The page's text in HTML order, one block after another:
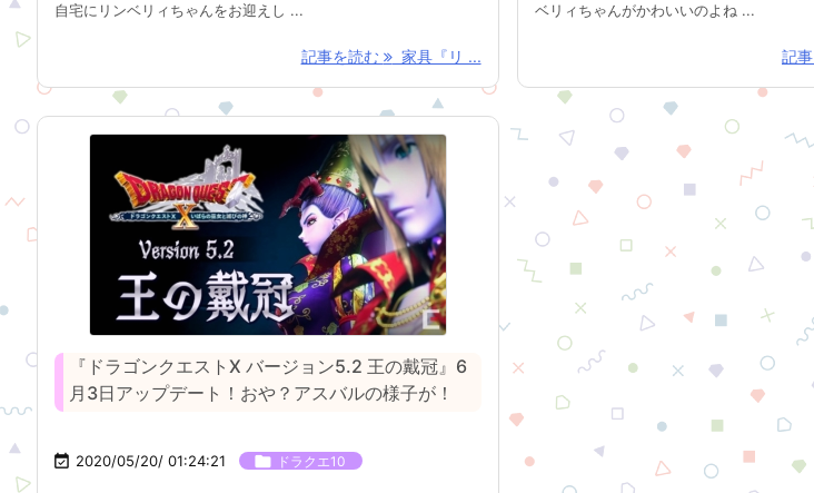
自宅にリンベリィちゃんをお迎えし ...
記事を読む 家具『リ ...
ベリィちゃんがかわいいのよね ...
記
『ドラゴンクエストX バージョン5.2 王の戴冠』6
月3日アップデート！おや？アスバルの様子が！
 2020/05/20/ 01:24:21  ドラクエ10